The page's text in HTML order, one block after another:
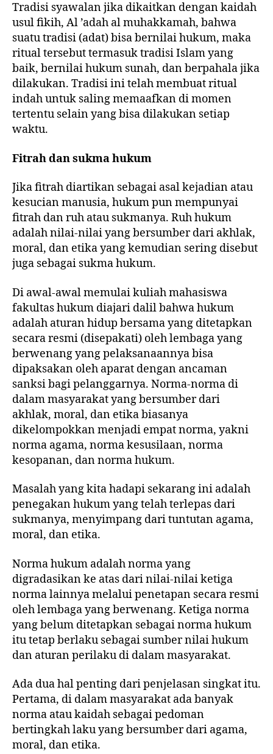
Tradisi syawalan jika dikaitkan dengan kaidah
usul fikih, Al ’adah al muhakkamah, bahwa
suatu tradisi (adat) bisa bernilai hukum, maka
ritual tersebut termasuk tradisi Islam yang
baik, bernilai hukum sunah, dan berpahala jika
dilakukan. Tradisi ini telah membuat ritual
indah untuk saling memaafkan di momen
tertentu selain yang bisa dilakukan setiap
waktu.
Fitrah dan sukma hukum
Jika fitrah diartikan sebagai asal kejadian atau
kesucian manusia, hukum pun mempunyai
fitrah dan ruh atau sukmanya. Ruh hukum
adalah nilai-nilai yang bersumber dari akhlak,
moral, dan etika yang kemudian sering disebut
juga sebagai sukma hukum.
Di awal-awal memulai kuliah mahasiswa
fakultas hukum diajari dalil bahwa hukum
adalah aturan hidup bersama yang ditetapkan
secara resmi (disepakati) oleh lembaga yang
berwenang yang pelaksanaannya bisa
dipaksakan oleh aparat dengan ancaman
sanksi bagi pelanggarnya. Norma-norma di
dalam masyarakat yang bersumber dari
akhlak, moral, dan etika biasanya
dikelompokkan menjadi empat norma, yakni
norma agama, norma kesusilaan, norma
kesopanan, dan norma hukum.
Masalah yang kita hadapi sekarang ini adalah
penegakan hukum yang telah terlepas dari
sukmanya, menyimpang dari tuntutan agama,
moral, dan etika.
Norma hukum adalah norma yang
digradasikan ke atas dari nilai-nilai ketiga
norma lainnya melalui penetapan secara resmi
oleh lembaga yang berwenang. Ketiga norma
yang belum ditetapkan sebagai norma hukum
itu tetap berlaku sebagai sumber nilai hukum
dan aturan perilaku di dalam masyarakat.
Ada dua hal penting dari penjelasan singkat itu.
Pertama, di dalam masyarakat ada banyak
norma atau kaidah sebagai pedoman
bertingkah laku yang bersumber dari agama,
moral, dan etika.